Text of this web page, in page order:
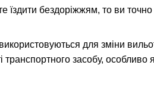
бездоріжжям, то ви точно
для зміни
засобу, особливо